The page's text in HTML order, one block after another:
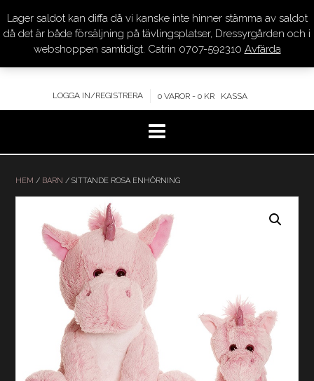
innehåll
DRESSYR.COM
KVALITET – KOMPETENS – SERVICE
LOGGA IN/REGISTRERA 0 VAROR - 0 KR KASSA
HEM / BARN / SITTANDE ROSA ENHÖRNING
Lager saldot kan diffa då vi kanske inte hinner stämma av saldot
då det är både försäljning på tävlingsplatser, Dressyrgården och i
webshoppen samtidigt. Catrin 0707-592310 Avfärda